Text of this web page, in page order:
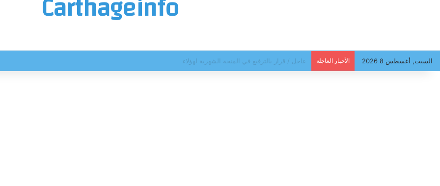
السبت, أغسطس 8 2026 الأخبار العاجلة سهام بن سدرين أمام فرقة الأبحاث.. أكثر من ساعتين من الاستماع وقرار قضائي جديد